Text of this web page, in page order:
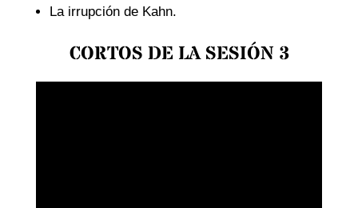
La irrupción de Kahn.
CORTOS DE LA SESIÓN 3